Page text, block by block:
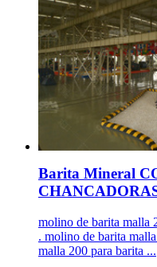
Barita Mineral
molino de barita malla
. molino de barita
malla 200 para barita ...